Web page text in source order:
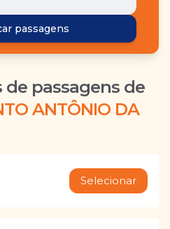
passagens
de passagens de
ANTÔNIO DA
Selecionar